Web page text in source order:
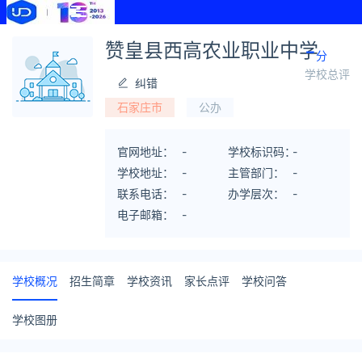
赞皇县西高农业职业中学
纠错
石家庄市
公办
-分
学校总评
官网地址：
-
学校地址：
-
联系电话：
-
电子邮箱：
-
学校标识码：-
主管部门：
-
办学层次：
-
学校概况 招生简章 学校资讯 家长点评 学校问答
学校图册